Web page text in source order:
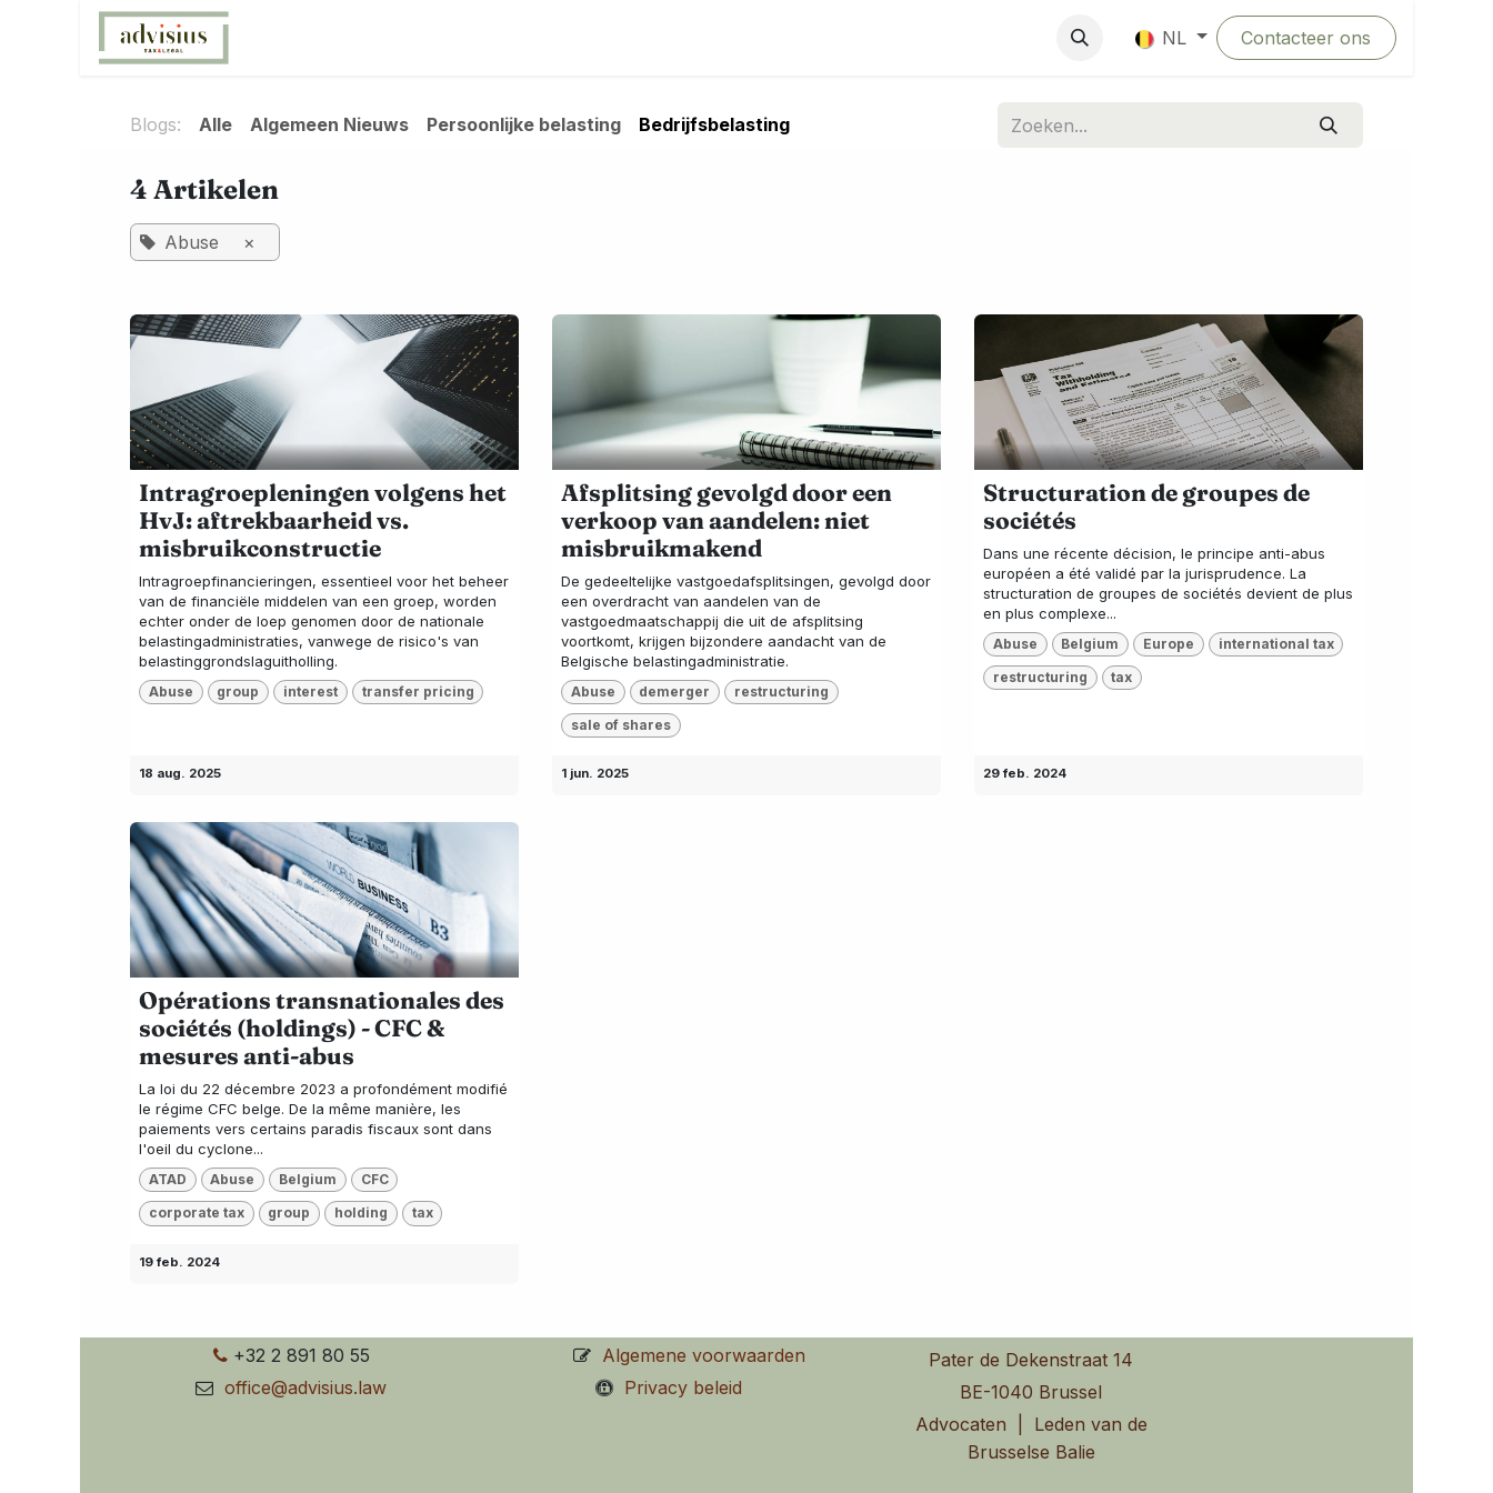
Overslaan naar inhoud
NL Contacteer ons
Blogs: Alle Algemeen Nieuws Persoonlijke belasting Bedrijfsbelasting
4 Artikelen
Abuse ×
Intragroepleningen volgens het
HvJ: aftrekbaarheid vs.
misbruikconstructie
Intragroepfinancieringen, essentieel voor het beheer
van de financiële middelen van een groep, worden
echter onder de loep genomen door de nationale
belastingadministraties, vanwege de risico's van
belastinggrondslaguitholling.
Abuse group interest transfer pricing
18 aug. 2025
Afsplitsing gevolgd door een
verkoop van aandelen: niet
misbruikmakend
De gedeeltelijke vastgoedafsplitsingen, gevolgd door
een overdracht van aandelen van de
vastgoedmaatschappij die uit de afsplitsing
voortkomt, krijgen bijzondere aandacht van de
Belgische belastingadministratie.
Abuse demerger restructuring
sale of shares
1 jun. 2025
Structuration de groupes de
sociétés
Dans une récente décision, le principe anti-abus
européen a été validé par la jurisprudence. La
structuration de groupes de sociétés devient de plus
en plus complexe...
Abuse Belgium Europe international tax
restructuring tax
29 feb. 2024
Opérations transnationales des
sociétés (holdings) - CFC &
mesures anti-abus
La loi du 22 décembre 2023 a profondément modifié
le régime CFC belge. De la même manière, les
paiements vers certains paradis fiscaux sont dans
l'oeil du cyclone...
ATAD Abuse Belgium CFC
corporate tax group holding tax
19 feb. 2024
+32 2 891 80 55
office@advisius.law
Algemene voorwaarden
Privacy beleid
Pater de Dekenstraat 14
BE-1040 Brussel
Advocaten | Leden van de
Brusselse Balie